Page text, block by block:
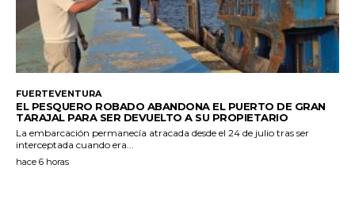
FUERTEVENTURA
EL PESQUERO ROBADO ABANDONA EL PUERTO DE GRAN
TARAJAL PARA SER DEVUELTO A SU PROPIETARIO
La embarcación permanecía atracada desde el 24 de julio tras ser
interceptada cuando era...
hace 6 horas